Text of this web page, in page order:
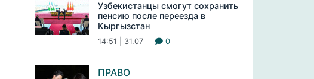
Узбекистанцы смогут сохранить
пенсию после переезда в
Кыргызстан
14:51 | 31.07 0
ПРАВО